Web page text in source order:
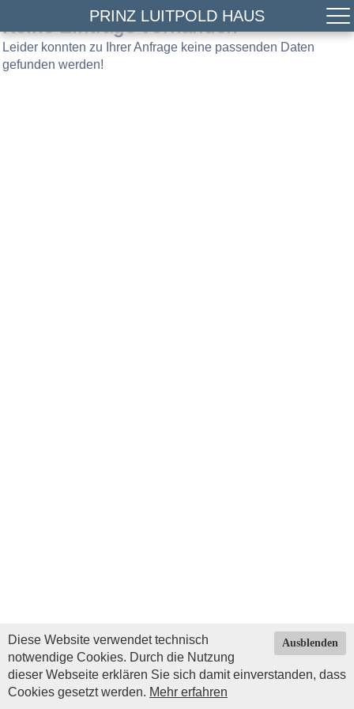
PRINZ LUITPOLD HAUS
Keine Einträge vorhanden
Leider konnten zu Ihrer Anfrage keine passenden Daten
gefunden werden!
Ausblenden
Diese Website verwendet technisch
notwendige Cookies. Durch die Nutzung
dieser Webseite erklären Sie sich damit einverstanden, dass
Cookies gesetzt werden. Mehr erfahren